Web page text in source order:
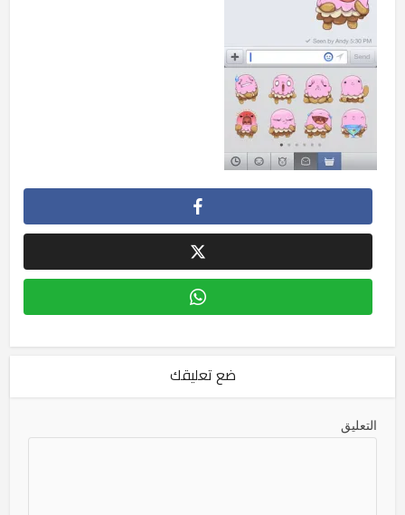
ضع تعليقك
التعليق